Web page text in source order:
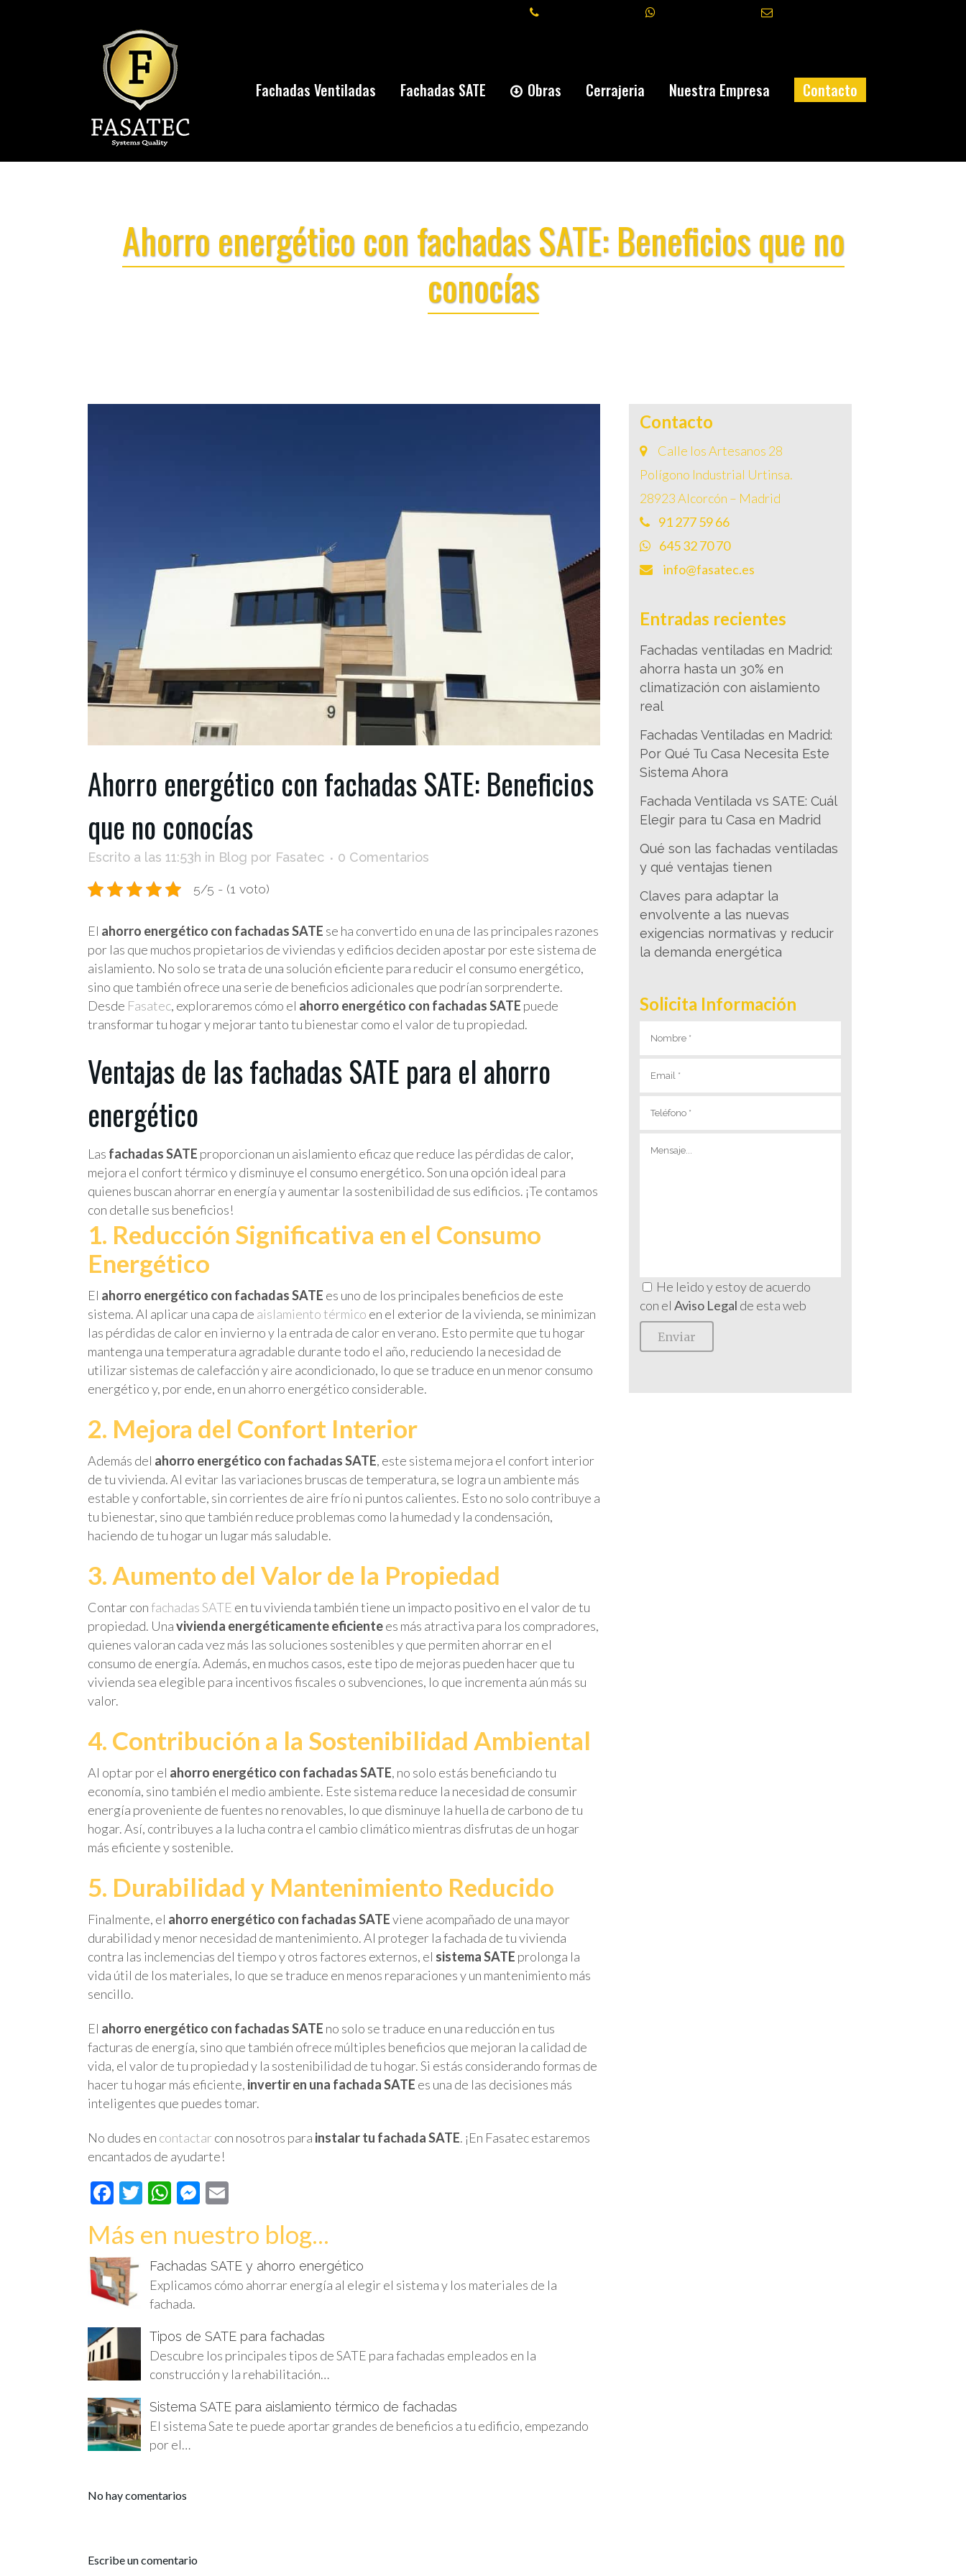
Fachadas Ventiladas Fachadas SATE Obras Cerrajeria Nuestra Empresa Contacto
Ahorro energético con fachadas SATE: Beneficios que no
conocías
Ahorro energético con fachadas SATE: Beneficios
que no conocías
Escrito a las 11:53h in Blog por Fasatec 0 Comentarios
5/5 - (1 voto)
El ahorro energético con fachadas SATE se ha convertido en una de las principales razones
por las que muchos propietarios de viviendas y edificios deciden apostar por este sistema de
aislamiento. No solo se trata de una solución eficiente para reducir el consumo energético,
sino que también ofrece una serie de beneficios adicionales que podrían sorprenderte.
Desde Fasatec, exploraremos cómo el ahorro energético con fachadas SATE puede
transformar tu hogar y mejorar tanto tu bienestar como el valor de tu propiedad.
Ventajas de las fachadas SATE para el ahorro
energético
Las fachadas SATE proporcionan un aislamiento eficaz que reduce las pérdidas de calor,
mejora el confort térmico y disminuye el consumo energético. Son una opción ideal para
quienes buscan ahorrar en energía y aumentar la sostenibilidad de sus edificios. ¡Te contamos
con detalle sus beneficios!
1. Reducción Significativa en el Consumo
Energético
El ahorro energético con fachadas SATE es uno de los principales beneficios de este
sistema. Al aplicar una capa de aislamiento térmico en el exterior de la vivienda, se minimizan
las pérdidas de calor en invierno y la entrada de calor en verano. Esto permite que tu hogar
mantenga una temperatura agradable durante todo el año, reduciendo la necesidad de
utilizar sistemas de calefacción y aire acondicionado, lo que se traduce en un menor consumo
energético y, por ende, en un ahorro energético considerable.
2. Mejora del Confort Interior
Además del ahorro energético con fachadas SATE, este sistema mejora el confort interior
de tu vivienda. Al evitar las variaciones bruscas de temperatura, se logra un ambiente más
estable y confortable, sin corrientes de aire frío ni puntos calientes. Esto no solo contribuye a
tu bienestar, sino que también reduce problemas como la humedad y la condensación,
haciendo de tu hogar un lugar más saludable.
3. Aumento del Valor de la Propiedad
Contar confachadas SATE en tu vivienda también tiene un impacto positivo en el valor de tu
propiedad. Unavivienda energéticamente eficientees más atractiva para los compradores,
quienes valoran cada vez más las soluciones sostenibles y que permiten ahorrar en el
consumo de energía. Además, en muchos casos, este tipo de mejoras pueden hacer que tu
vivienda sea elegible para incentivos fiscales o subvenciones, lo que incrementa aún más su
valor.
4. Contribución a la Sostenibilidad Ambiental
Al optar por el ahorro energético con fachadas SATE, no solo estás beneficiando tu
economía, sino también el medio ambiente. Este sistema reduce la necesidad de consumir
energía proveniente de fuentes no renovables, lo que disminuye la huella de carbono de tu
hogar. Así, contribuyes a la lucha contra el cambio climático mientras disfrutas de un hogar
más eficiente y sostenible.
5. Durabilidad y Mantenimiento Reducido
Finalmente, el ahorro energético con fachadas SATEviene acompañado de una mayor
durabilidad y menor necesidad de mantenimiento. Al proteger la fachada de tu vivienda
contra las inclemencias del tiempo y otros factores externos, el sistema SATE prolonga la
vida útil de los materiales, lo que se traduce en menos reparaciones y un mantenimiento más
sencillo.
El ahorro energético con fachadas SATE no solo se traduce en una reducción en tus
facturas de energía, sino que también ofrece múltiples beneficios que mejoran la calidad de
vida, el valor de tu propiedad y la sostenibilidad de tu hogar. Si estás considerando formas de
hacer tu hogar más eficiente, invertir en una fachada SATE es una de las decisiones más
inteligentes que puedes tomar.
No dudes en contactar con nosotros para instalar tu fachada SATE. ¡En Fasatec estaremos
encantados de ayudarte!
Facebook
Twitter
WhatsApp
Messenger
Más en nuestro blog...
Fachadas SATE y ahorro energético
Explicamos cómo ahorrar energía al elegir el sistema y los materiales de la
fachada.
Tipos de SATE para fachadas
Descubre los principales tipos de SATE para fachadas empleados en la
construcción y la rehabilitación…
Sistema SATE para aislamiento térmico de fachadas
El sistema Sate te puede aportar grandes de beneficios a tu edificio, empezando
por el…
No hay comentarios
Escribe un comentario
Contacto
Calle los Artesanos 28
Polígono Industrial Urtinsa.
28923 Alcorcón – Madrid
91 277 59 66
645 32 70 70
info@fasatec.es
Entradas recientes
Fachadas ventiladas en Madrid:
ahorra hasta un 30% en
climatización con aislamiento
real
Fachadas Ventiladas en Madrid:
Por Qué Tu Casa Necesita Este
Sistema Ahora
Fachada Ventilada vs SATE: Cuál
Elegir para tu Casa en Madrid
Qué son las fachadas ventiladas
y qué ventajas tienen
Claves para adaptar la
envolvente a las nuevas
exigencias normativas y reducir
la demanda energética
Solicita Información
He leido y estoy de acuerdo
con elAviso Legal de esta web